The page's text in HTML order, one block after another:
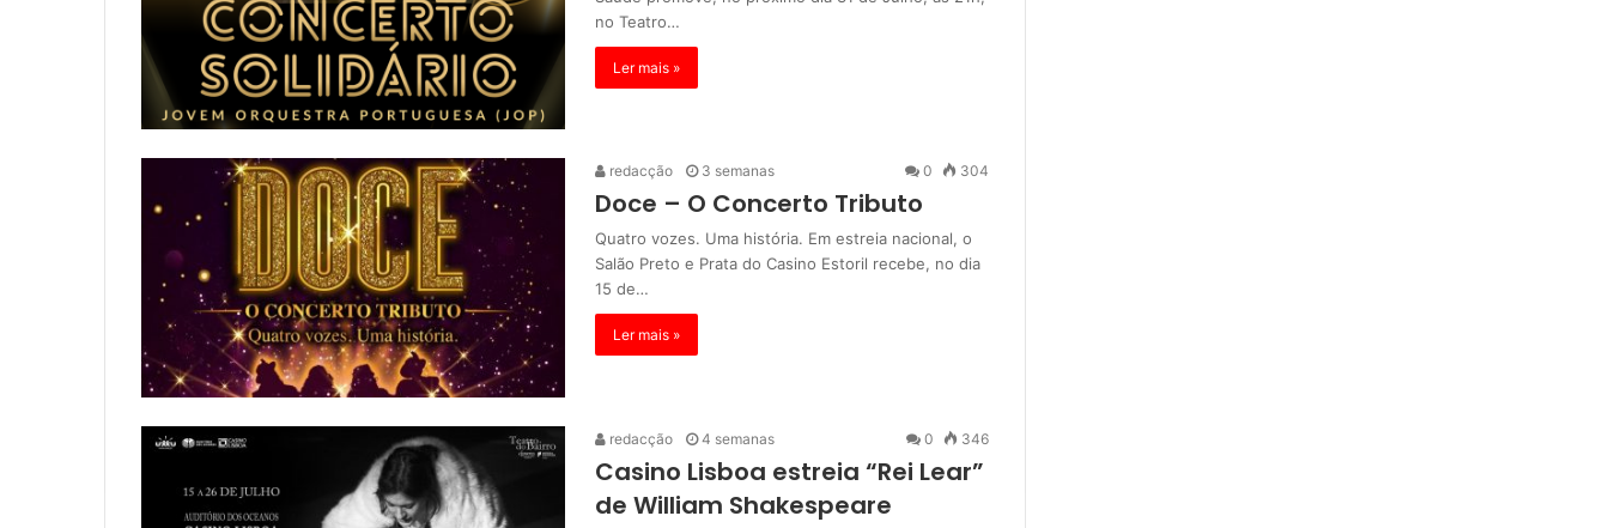
no Teatro…
Ler mais »
redacção 3 semanas 0 304
Doce – O Concerto Tributo
Quatro vozes. Uma história. Em estreia nacional, o
Salão Preto e Prata do Casino Estoril recebe, no dia
15 de…
Ler mais »
redacção 4 semanas 0 346
Casino Lisboa estreia “Rei Lear”
de William Shakespeare